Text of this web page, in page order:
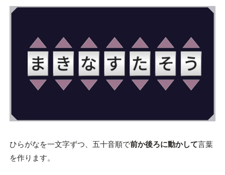
ひらがなを一文字ずつ、五十音順で前か後ろに動かして言葉
を作ります。